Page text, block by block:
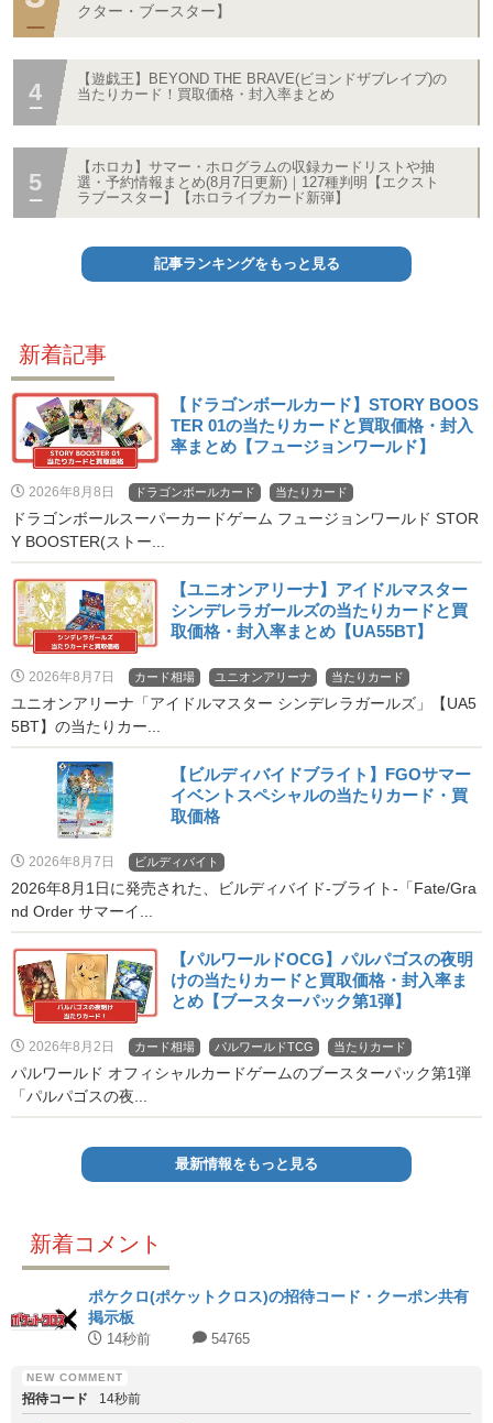
クター・ブースター】
【遊戯王】BEYOND THE BRAVE(ビヨンドザブレイブ)の
当たりカード！買取価格・封入率まとめ
【ホロカ】サマー・ホログラムの収録カードリストや抽
選・予約情報まとめ(8月7日更新)｜127種判明【エクスト
ラブースター】【ホロライブカード新弾】
記事ランキングをもっと見る
新着記事
【ドラゴンボールカード】STORY BOOS
TER 01の当たりカードと買取価格・封入
率まとめ【フュージョンワールド】
2026年8月8日 ドラゴンボールカード 当たりカード
ドラゴンボールスーパーカードゲーム フュージョンワールド STOR
Y BOOSTER(ストー...
【ユニオンアリーナ】アイドルマスター
シンデレラガールズの当たりカードと買
取価格・封入率まとめ【UA55BT】
2026年8月7日 カード相場 ユニオンアリーナ 当たりカード
ユニオンアリーナ「アイドルマスター シンデレラガールズ」【UA5
5BT】の当たりカー...
【ビルディバイドブライト】FGOサマー
イベントスペシャルの当たりカード・買
取価格
2026年8月7日 ビルディバイト
2026年8月1日に発売された、ビルディバイド‐ブライト‐「Fate/Gra
nd Order サマーイ...
【パルワールドOCG】パルパゴスの夜明
けの当たりカードと買取価格・封入率ま
とめ【ブースターパック第1弾】
2026年8月2日 カード相場 パルワールドTCG 当たりカード
パルワールド オフィシャルカードゲームのブースターパック第1弾
「パルパゴスの夜...
最新情報をもっと見る
新着コメント
ポケクロ(ポケットクロス)の招待コード・クーポン共有
掲示板
14秒前 54765
招待コード 14秒前